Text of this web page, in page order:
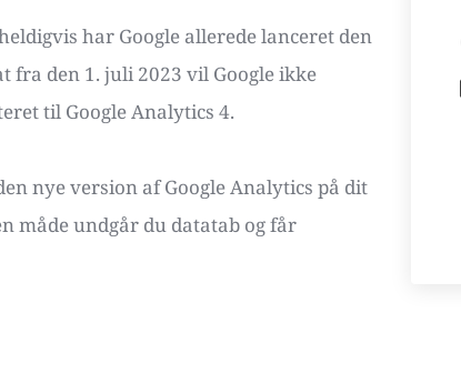
har Google allerede lanceret den
fra den 1. juli 2023 vil Google ikke
til Google Analytics 4.
nye version af Google Analytics på dit
måde undgår du datatab og får